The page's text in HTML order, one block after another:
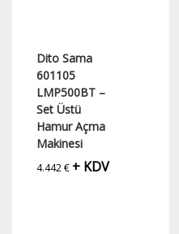
Dito Sama
601105
LMP500BT –
Set Üstü
Hamur Açma
Makinesi
4.442€ + KDV